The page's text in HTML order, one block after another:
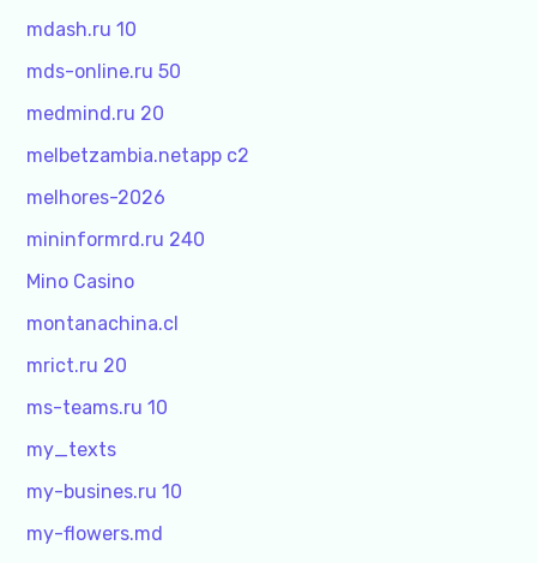
mdash.ru 10
mds-online.ru 50
medmind.ru 20
melbetzambia.netapp c2
melhores-2026
mininformrd.ru 240
Mino Casino
montanachina.cl
mrict.ru 20
ms-teams.ru 10
my_texts
my-busines.ru 10
my-flowers.md